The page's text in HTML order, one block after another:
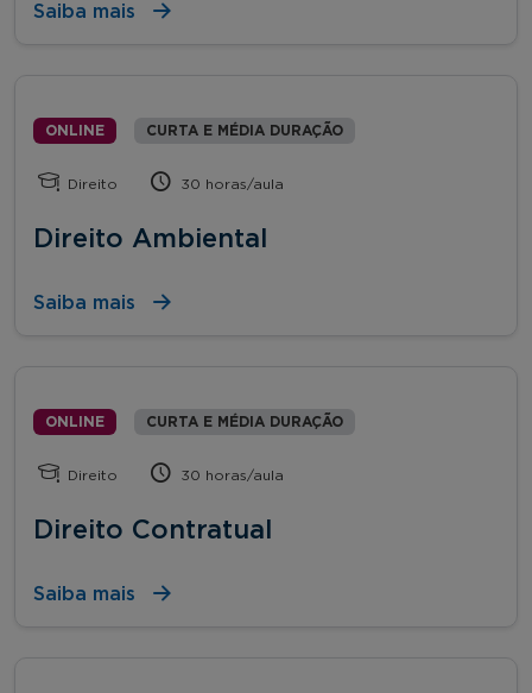
Saiba mais
ONLINE CURTA E MÉDIA DURAÇÃO
Direito 30 horas/aula
Direito Ambiental
Saiba mais
ONLINE CURTA E MÉDIA DURAÇÃO
Direito 30 horas/aula
Direito Contratual
Saiba mais